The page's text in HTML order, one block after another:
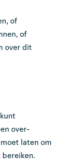
of
of
over dit
over-
laten om
bereiken.